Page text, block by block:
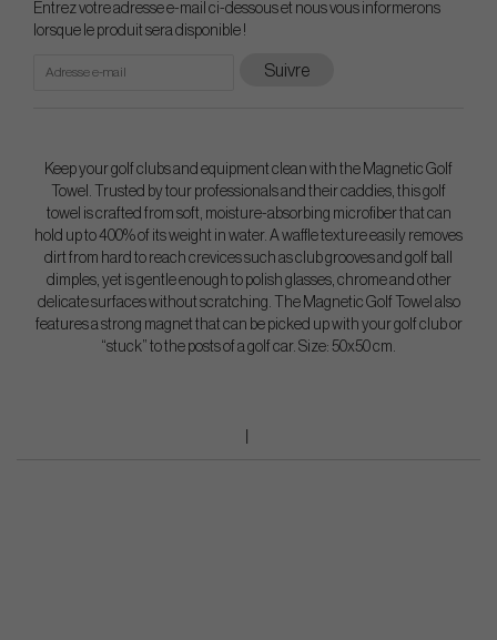
Entrez votre adresse e-mail ci-dessous et nous vous informerons
lorsque le produit sera disponible !
Suivre
Keep your golf clubs and equipment clean with the Magnetic Golf
Towel. Trusted by tour professionals and their caddies, this golf
towel is crafted from soft, moisture-absorbing microfiber that can
hold up to 400% of its weight in water. A waffle texture easily removes
dirt from hard to reach crevices such as club grooves and golf ball
dimples, yet is gentle enough to polish glasses, chrome and other
delicate surfaces without scratching. The Magnetic Golf Towel also
features a strong magnet that can be picked up with your golf club or
“stuck” to the posts of a golf car. Size: 50x50 cm.